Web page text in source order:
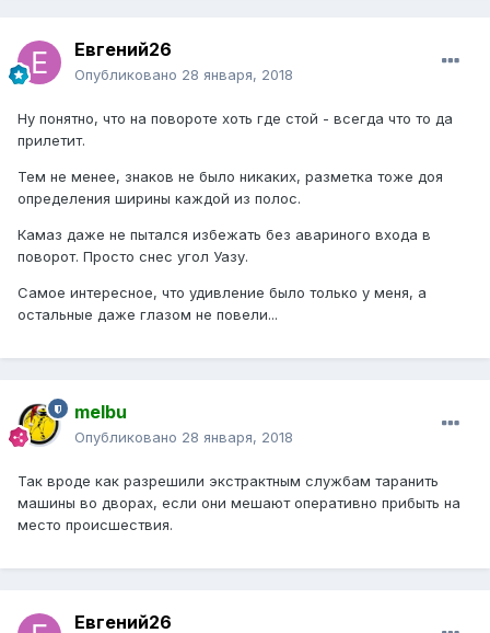
Евгений26
Опубликовано 28 января, 2018
Ну понятно, что на повороте хоть где стой - всегда что то да
прилетит.
Тем не менее, знаков не было никаких, разметка тоже доя
определения ширины каждой из полос.
Камаз даже не пытался избежать без авариного входа в
поворот. Просто снес угол Уазу.
Самое интересное, что удивление было только у меня, а
остальные даже глазом не повели...
melbu
Опубликовано 28 января, 2018
Так вроде как разрешили экстрактным службам таранить
машины во дворах, если они мешают оперативно прибыть на
место происшествия.
Евгений26